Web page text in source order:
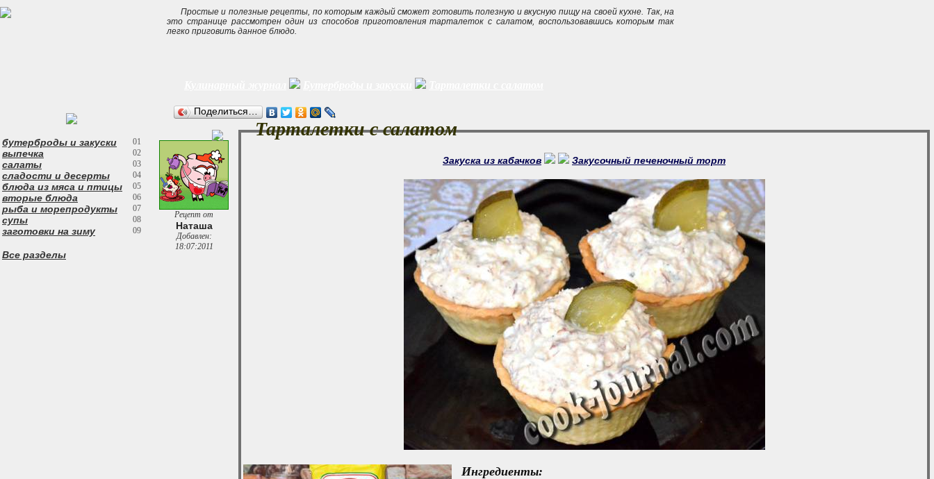
Простые и полезные рецепты, по которым каждый сможет готовить полезную и вкусную пищу на своей кухне. Так, на
это странице рассмотренодин из способов приготовления тарталеток с салатом, воспользовавшись которым так
легко приговить данное блюдо.
01
бутерброды и закуски
02
выпечка
03
салаты
04
сладости и десерты
05
блюда из мяса и птицы
06
вторые блюда
07
рыба и морепродукты
08
супы
09
заготовки на зиму
Все разделы
Поделиться…
Рецепт от
Наташа
Добавлен:
18:07:2011
Тарталетки с салатом
Закуска из кабачков Закусочный печеночный торт
Ингредиенты: